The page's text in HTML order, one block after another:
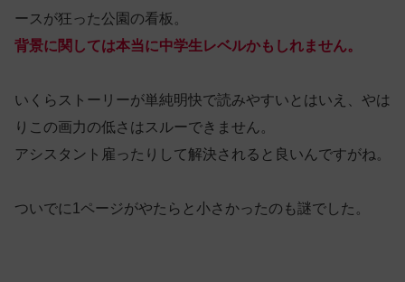
ースが狂った公園の看板。
背景に関しては本当に中学生レベルかもしれません。
いくらストーリーが単純明快で読みやすいとはいえ、やは
りこの画力の低さはスルーできません。
アシスタント雇ったりして解決されると良いんですがね。
ついでに1ページがやたらと小さかったのも謎でした。